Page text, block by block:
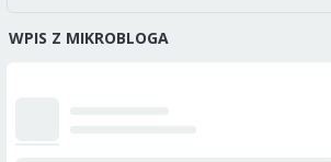
WPIS Z MIKROBLOGA